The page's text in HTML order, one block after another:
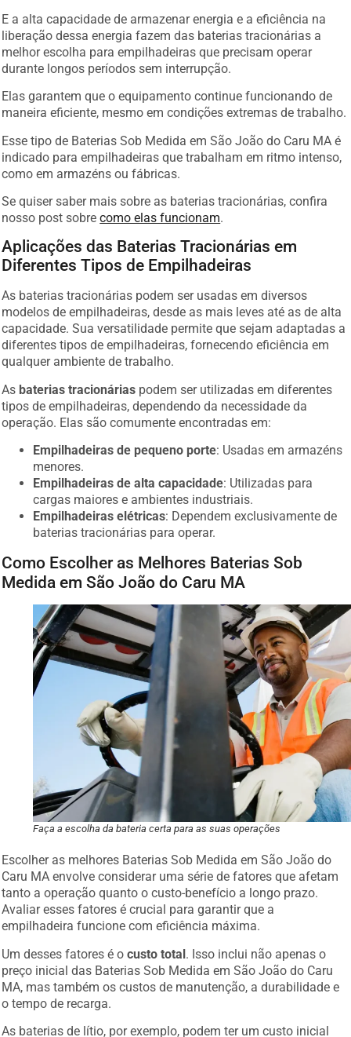
E a alta capacidade de armazenar energia e a eficiência na
liberação dessa energia fazem das baterias tracionárias a
melhor escolha para empilhadeiras que precisam operar
durante longos períodos sem interrupção.
Elas garantem que o equipamento continue funcionando de
maneira eficiente, mesmo em condições extremas de trabalho.
Esse tipo de Baterias Sob Medida em São João do Caru MA é
indicado para empilhadeiras que trabalham em ritmo intenso,
como em armazéns ou fábricas.
Se quiser saber mais sobre as baterias tracionárias, confira
nosso post sobrecomo elas funcionam.
Aplicações das Baterias Tracionárias em
Diferentes Tipos de Empilhadeiras
As baterias tracionárias podem ser usadas em diversos
modelos de empilhadeiras, desde as mais leves até as de alta
capacidade. Sua versatilidade permite que sejam adaptadas a
diferentes tipos de empilhadeiras, fornecendo eficiência em
qualquer ambiente de trabalho.
As baterias tracionárias podem ser utilizadas em diferentes
tipos de empilhadeiras, dependendo da necessidade da
operação. Elas são comumente encontradas em:
Empilhadeiras de pequeno porte: Usadas em armazéns
menores.
Empilhadeiras de alta capacidade: Utilizadas para
cargas maiores e ambientes industriais.
Empilhadeiras elétricas: Dependem exclusivamente de
baterias tracionárias para operar.
Como Escolher as Melhores Baterias Sob
Medida em São João do Caru MA
Faça a escolha da bateria certa para as suas operações
Escolher as melhores Baterias Sob Medida em São João do
Caru MA envolve considerar uma série de fatores que afetam
tanto a operação quanto o custo-benefício a longo prazo.
Avaliar esses fatores é crucial para garantir que a
empilhadeira funcione com eficiência máxima.
Um desses fatores é ocusto total. Isso inclui não apenas o
preço inicial das Baterias Sob Medida em São João do Caru
MA, mas também os custos de manutenção, a durabilidade e
o tempo de recarga.
As baterias de lítio, por exemplo, podem ter um custo inicial